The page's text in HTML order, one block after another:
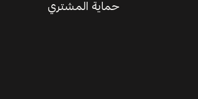
حماية المشتري